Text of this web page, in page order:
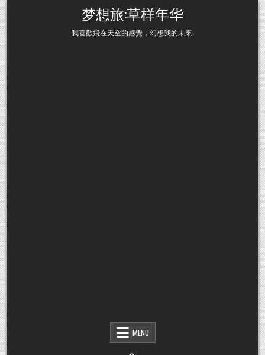
Skip to content 梦想旅:草样年华
我喜歡飛在天空的感覺，幻想我的未來.
MENU